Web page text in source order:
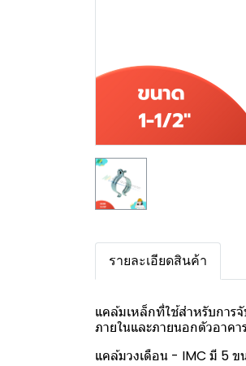
รายละเอียดสินค้า
แคล้มเหล็กที่ใช้สำหรับการ
ภายในและภายนอกตัวอาคา
แคล้มวงเดือน - IMC มี 5